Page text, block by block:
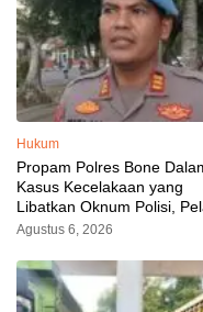
Hukum
Propam Polres Bone
Kasus Kecelakaan yang
Libatkan Oknum Polisi,
Sudah Diamankan
Agustus 6, 2026